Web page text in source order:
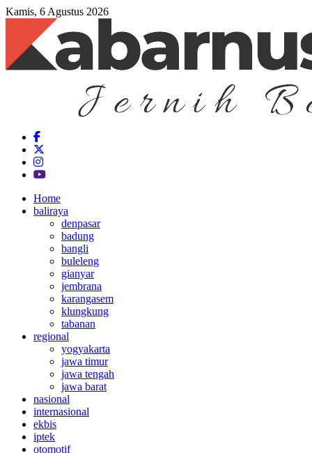
Kamis, 6 Agustus 2026
Home
baliraya
denpasar
badung
bangli
buleleng
gianyar
jembrana
karangasem
klungkung
tabanan
regional
yogyakarta
jawa timur
jawa tengah
jawa barat
nasional
internasional
ekbis
iptek
otomotif